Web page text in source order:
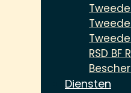
RSD BF
Diensten